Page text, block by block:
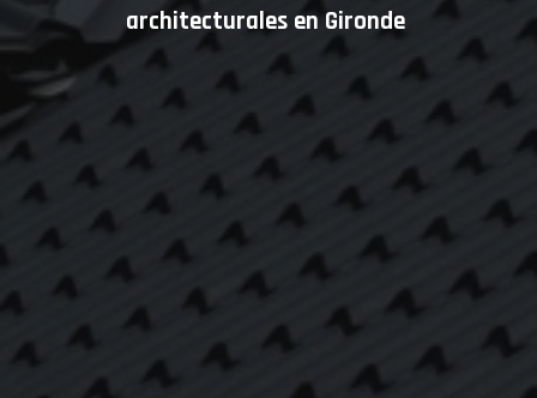
architecturales en Gironde